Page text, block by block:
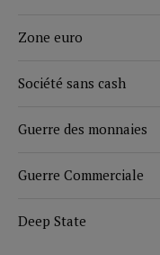
Zone euro
Société sans cash
Guerre des monnaies
Guerre Commerciale
Deep State